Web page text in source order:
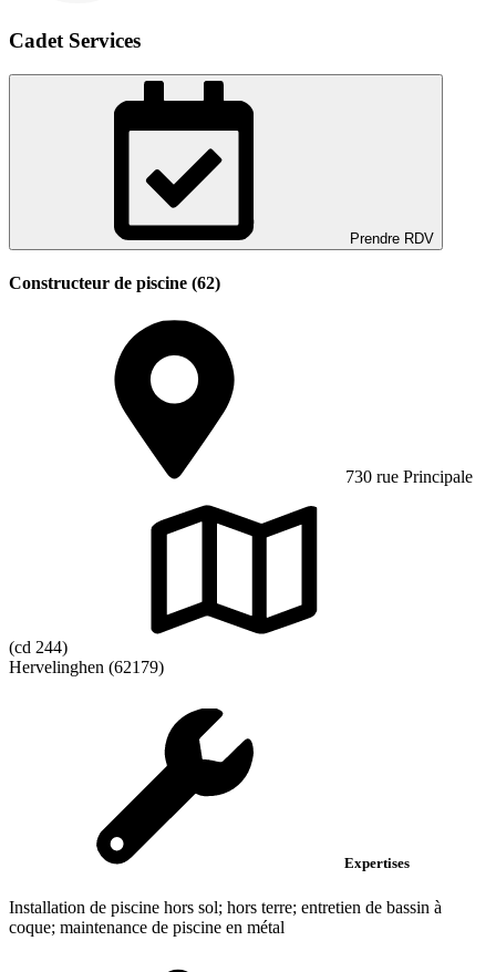
Cadet Services
Prendre RDV
Constructeur de piscine (62)
730 rue Principale
(cd 244)
Hervelinghen (62179)
Expertises
Installation de piscine hors sol; hors terre; entretien de bassin à
coque; maintenance de piscine en métal